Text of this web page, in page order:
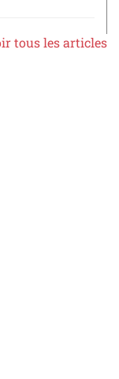
tous les articles